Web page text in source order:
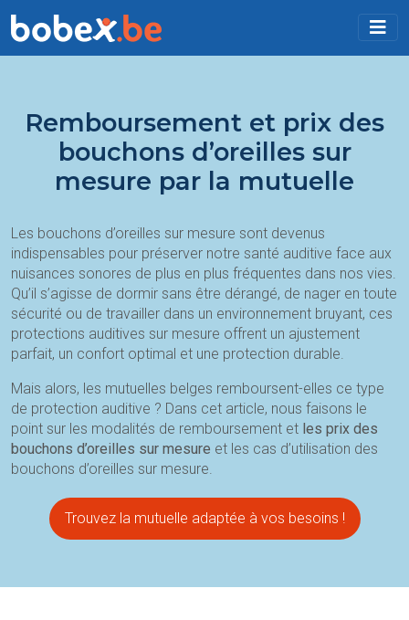
Remboursement et prix des
bouchons d’oreilles sur
mesure par la mutuelle
Les bouchons d’oreilles sur mesure sont devenus
indispensables pour préserver notre santé auditive face aux
nuisances sonores de plus en plus fréquentes dans nos vies.
Qu’il s’agisse de dormir sans être dérangé, de nager en toute
sécurité ou de travailler dans un environnement bruyant, ces
protections auditives sur mesure offrent un ajustement
parfait, un confort optimal et une protection durable.
Mais alors, les mutuelles belges remboursent-elles ce type
de protection auditive ? Dans cet article, nous faisons le
point sur les modalités de remboursement et les prix des
bouchons d’oreilles sur mesure et les cas d’utilisation des
bouchons d’oreilles sur mesure.
Trouvez la mutuelle adaptée à vos besoins !